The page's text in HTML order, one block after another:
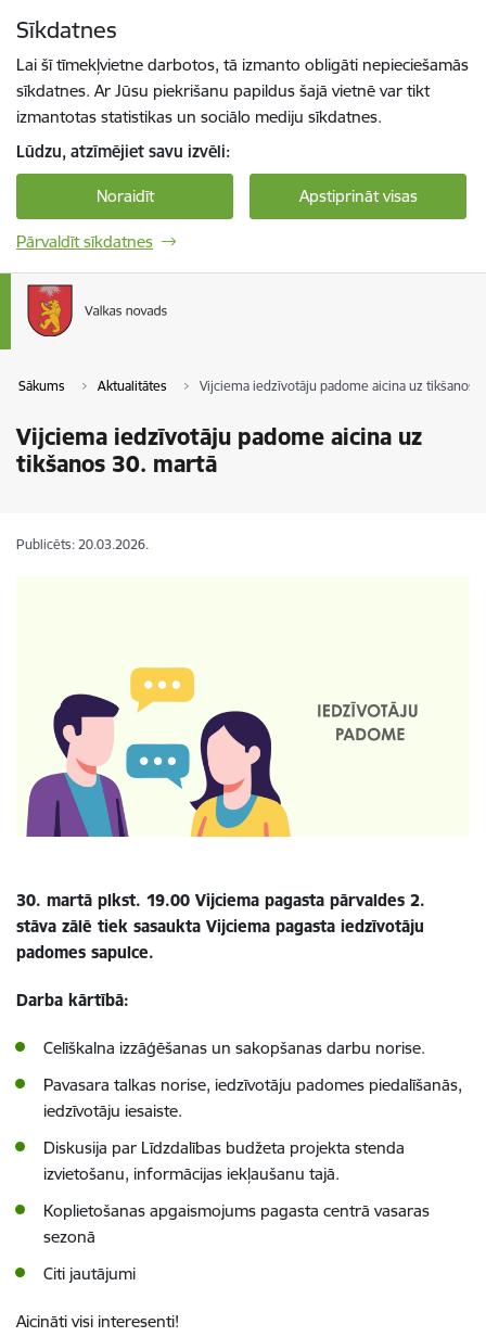
Sīkdatnes
Lai šī tīmekļvietne darbotos, tā izmanto obligāti nepieciešamās
sīkdatnes. Ar Jūsu piekrišanu papildus šajā vietnē var tikt
izmantotas statistikas un sociālo mediju sīkdatnes.
Lūdzu, atzīmējiet savu izvēli:
Noraidīt Apstiprināt visas
Pārvaldīt sīkdatnes
Sākums Aktualitātes Vijciema iedzīvotāju padome aicina uz tikšanos
Vijciema iedzīvotāju padome aicina uz
tikšanos 30. martā
Publicēts: 20.03.2026.
30. martā plkst. 19.00 Vijciema pagasta pārvaldes 2.
stāva zālē tiek sasaukta Vijciema pagasta iedzīvotāju
padomes sapulce.
Darba kārtībā:
Celīškalna izzāģēšanas un sakopšanas darbu norise.
Pavasara talkas norise, iedzīvotāju padomes piedalīšanās,
iedzīvotāju iesaiste.
Diskusija par Līdzdalības budžeta projekta stenda
izvietošanu, informācijas iekļaušanu tajā.
Koplietošanas apgaismojums pagasta centrā vasaras
sezonā
Citi jautājumi
Aicināti visi interesenti!